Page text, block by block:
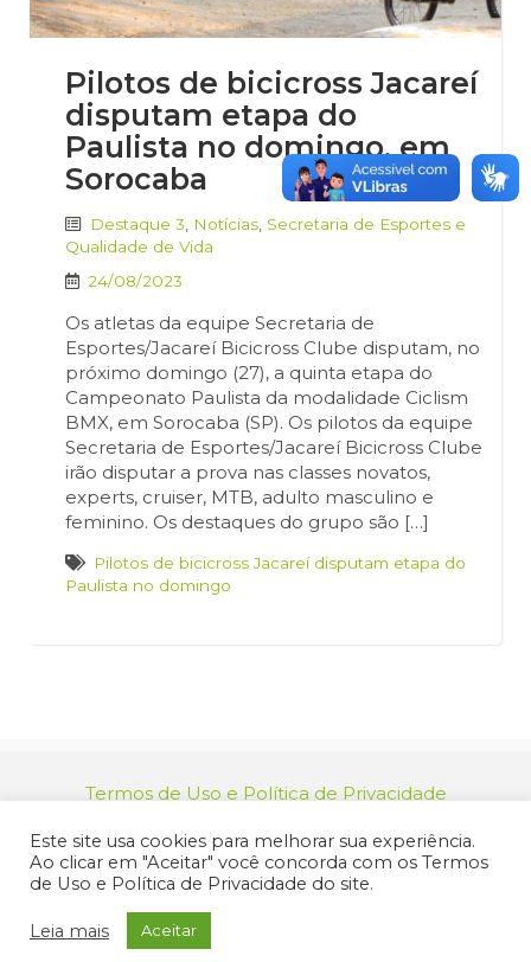
Pilotos de bicicross Jacareí
disputam etapa do
Paulista no domingo, em
Sorocaba
Destaque 3 Notícias Secretaria de Esportes e
Qualidade de Vida
24/08/2023
Os atletas da equipe Secretaria de
Esportes/Jacareí Bicicross Clube disputam, no
próximo domingo (27), a quinta etapa do
Campeonato Paulista da modalidade Ciclism
BMX, em Sorocaba (SP). Os pilotos da equipe
Secretaria de Esportes/Jacareí Bicicross Clube
irão disputar a prova nas classes novatos,
experts, cruiser, MTB, adulto masculino e
feminino. Os destaques do grupo são […]
Pilotos de bicicross Jacareí disputam etapa do
Paulista no domingo
Termos de Uso e Política de Privacidade
46.694.139/0001-83 | (12) 3955-9000
Endereço: Praça dos Três Poderes, 73 - Centro -
Jacareí/SP - CEP 12327-170
Este site usa cookies para melhorar sua experiência.
Ao clicar em "Aceitar" você concorda com os Termos
de Uso e Política de Privacidade do site.
Leia mais Aceitar